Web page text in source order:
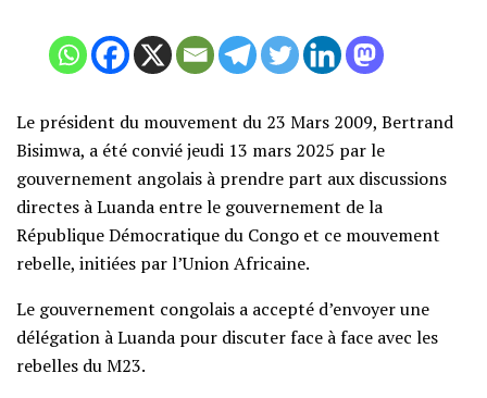
Le président du mouvement du 23 Mars 2009, Bertrand
Bisimwa, a été convié jeudi 13 mars 2025 par le
gouvernement angolais à prendre part aux discussions
directes à Luanda entre le gouvernement de la
République Démocratique du Congo et ce mouvement
rebelle, initiées par l’Union Africaine.
Le gouvernement congolais a accepté d’envoyer une
délégation à Luanda pour discuter face à face avec les
rebelles du M23.